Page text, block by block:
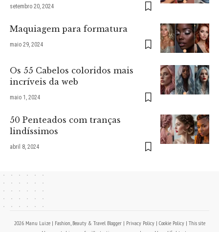
setembro 20, 2024
Maquiagem para formatura
maio 29, 2024
Os 55 Cabelos coloridos mais
incríveis da web
maio 1, 2024
50 Penteados com tranças
lindíssimos
abril 8, 2024
2026 Manu Luize | Fashion, Beauty & Travel Blogger | Privacy Policy| Cookie Policy| This site